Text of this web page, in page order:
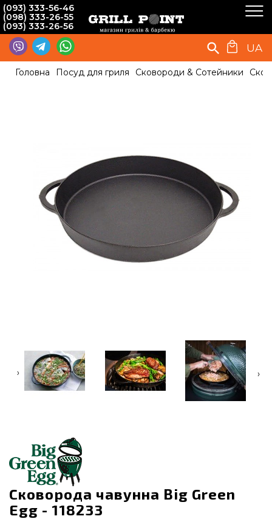
(093) 333-56-46
(098) 333-26-55
(093) 333-26-56
UA
Головна Посуд для гриля Сковороди & Сотейники
‹ ›
Сковорода чавунна Big Green
Egg - 118233